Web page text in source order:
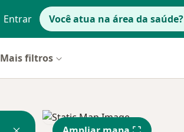
Entrar Você atua na área da saúde?
Mais filtros